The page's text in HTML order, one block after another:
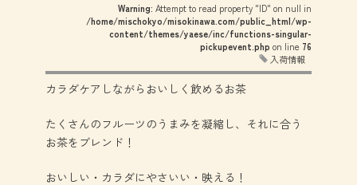
Warning: Attempt to read property "ID" on null in
/home/mischokyo/misokinawa.com/public_html/wp-
content/themes/yaese/inc/functions-singular-
pickupevent.php on line 76
入荷情報
カラダケアしながらおいしく飲めるお茶
たくさんのフルーツのうまみを凝縮し、それに合う
お茶をブレンド！
おいしい・カラダにやさいい・映える！